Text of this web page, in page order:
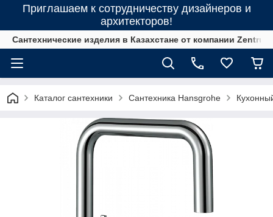
Приглашаем к сотрудничеству дизайнеров и
архитекторов!
Сантехнические изделия в Казахстане от компании Zentrum
Каталог сантехники Сантехника Hansgrohe